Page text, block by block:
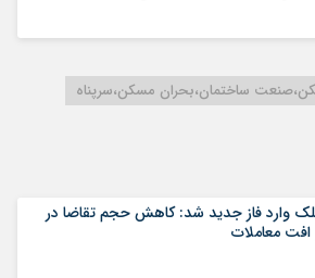
ساختمان،بحران مسکن،سرپناه
ملک وارد فاز جدید شد: کاهش حجم تقاضا در
افت معاملات